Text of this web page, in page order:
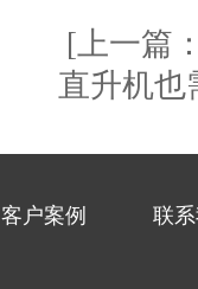
[上一篇
直升机也
客户案例 联